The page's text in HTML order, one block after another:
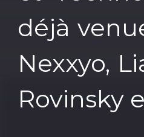
déjà
Nexxyo,
Rovinsky